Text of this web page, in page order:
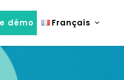
démo Français